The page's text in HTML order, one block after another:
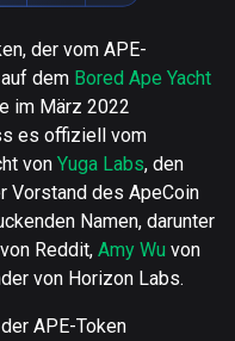
der vom APE-
dem Bored Ape Yacht
im März 2022
es offiziell vom
von Yuga Labs, den
Vorstand des ApeCoin
Namen, darunter
Reddit, Amy Wu von
von Horizon Labs.
APE-Token